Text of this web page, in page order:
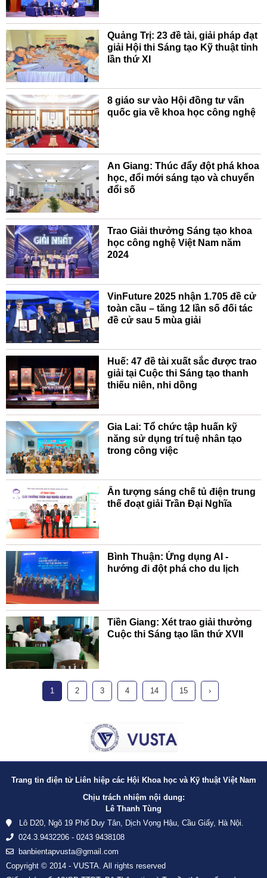
Quảng Trị: 23 đề tài, giải pháp đạt
giải Hội thi Sáng tạo Kỹ thuật tỉnh
lần thứ XI
8 giáo sư vào Hội đồng tư vấn
quốc gia về khoa học công nghệ
An Giang: Thúc đẩy đột phá khoa
học, đổi mới sáng tạo và chuyển
đổi số
Trao Giải thưởng Sáng tạo khoa
học công nghệ Việt Nam năm
2024
VinFuture 2025 nhận 1.705 đề cử
toàn cầu – tăng 12 lần số đối tác
đề cử sau 5 mùa giải
Huế: 47 đề tài xuất sắc được trao
giải tại Cuộc thi Sáng tạo thanh
thiếu niên, nhi dồng
Gia Lai: Tổ chức tập huấn kỹ
năng sử dụng trí tuệ nhân tạo
trong công việc
Ấn tượng sáng chế tủ điện trung
thế đoạt giải Trần Đại Nghĩa
Bình Thuận: Ứng dụng AI -
hướng đi đột phá cho du lịch
Tiền Giang: Xét trao giải thưởng
Cuộc thi Sáng tạo lần thứ XVII
1 2 3 4 14 15 ›
Trang tin điện tử Liên hiệp các Hội Khoa học và Kỹ thuật Việt Nam
Chịu trách nhiệm nội dung:
Lê Thanh Tùng
Lô D20, Ngõ 19 Phố Duy Tân, Dịch Vọng Hậu, Cầu Giấy, Hà Nội.
024.3.9432206 - 0243 9438108
banbientapvusta@gmail.com
Copyright © 2014 - VUSTA. All rights reserved